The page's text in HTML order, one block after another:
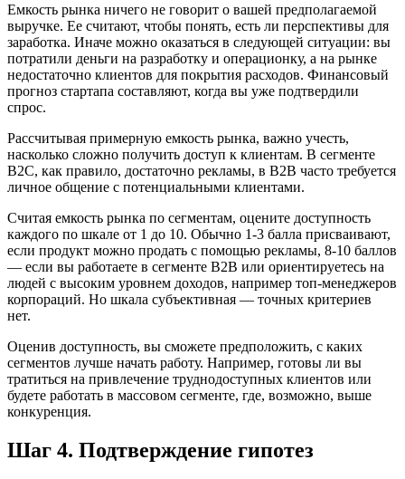
Емкость рынка ничего не говорит о вашей предполагаемой
выручке. Ее считают, чтобы понять, есть ли перспективы для
заработка. Иначе можно оказаться в следующей ситуации: вы
потратили деньги на разработку и операционку, а на рынке
недостаточно клиентов для покрытия расходов. Финансовый
прогноз стартапа составляют, когда вы уже подтвердили
спрос.
Рассчитывая примерную емкость рынка, важно учесть,
насколько сложно получить доступ к клиентам. В сегменте
B2C, как правило, достаточно рекламы, в B2B часто требуется
личное общение с потенциальными клиентами.
Считая емкость рынка по сегментам, оцените доступность
каждого по шкале от 1 до 10. Обычно 1-3 балла присваивают,
если продукт можно продать с помощью рекламы, 8-10 баллов
— если вы работаете в сегменте B2B или ориентируетесь на
людей с высоким уровнем доходов, например топ-менеджеров
корпораций. Но шкала субъективная — точных критериев
нет.
Оценив доступность, вы сможете предположить, с каких
сегментов лучше начать работу. Например, готовы ли вы
тратиться на привлечение труднодоступных клиентов или
будете работать в массовом сегменте, где, возможно, выше
конкуренция.
Шаг 4. Подтверждение гипотез